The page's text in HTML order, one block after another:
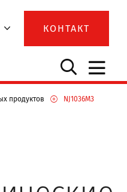
КОНТАКТ
продуктов NJ1036M3